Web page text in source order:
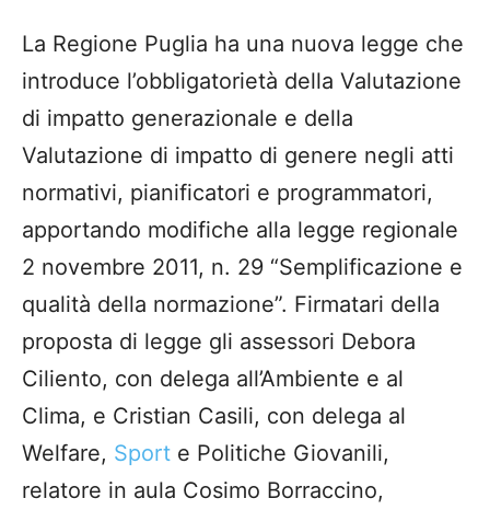
La Regione Puglia ha una nuova legge che
introduce l’obbligatorietà della Valutazione
di impatto generazionale e della
Valutazione di impatto di genere negli atti
normativi, pianificatori e programmatori,
apportando modifiche alla legge regionale
2 novembre 2011, n. 29 “Semplificazione e
qualità della normazione”. Firmatari della
proposta di legge gli assessori Debora
Ciliento, con delega all’Ambiente e al
Clima, e Cristian Casili, con delega al
Welfare, Sport e Politiche Giovanili,
relatore in aula Cosimo Borraccino,